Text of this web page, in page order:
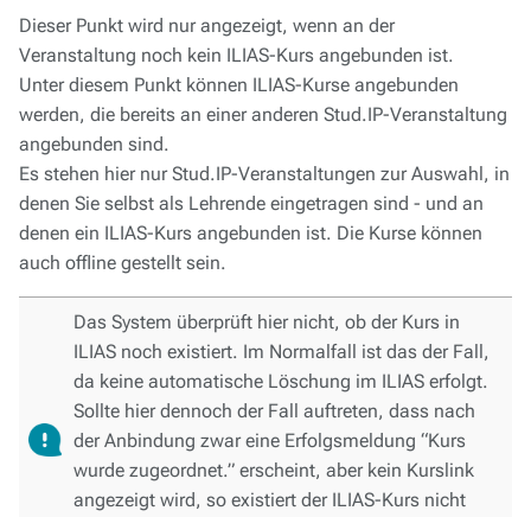
Dieser Punkt wird nur angezeigt, wenn an der
Veranstaltung noch kein ILIAS-Kurs angebunden ist.
Unter diesem Punkt können ILIAS-Kurse angebunden
werden, die bereits an einer anderen Stud.IP-Veranstaltung
angebunden sind.
Es stehen hier nur Stud.IP-Veranstaltungen zur Auswahl, in
denen Sie selbst als Lehrende eingetragen sind - und an
denen ein ILIAS-Kurs angebunden ist. Die Kurse können
auch offline gestellt sein.
Das System überprüft hier nicht, ob der Kurs in
ILIAS noch existiert. Im Normalfall ist das der Fall,
da keine automatische Löschung im ILIAS erfolgt.
Sollte hier dennoch der Fall auftreten, dass nach
der Anbindung zwar eine Erfolgsmeldung “Kurs
wurde zugeordnet.” erscheint, aber kein Kurslink
angezeigt wird, so existiert der ILIAS-Kurs nicht